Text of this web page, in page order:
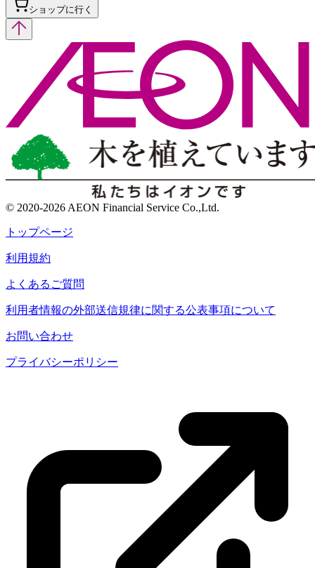
ショップに行く
© 2020-2026 AEON Financial Service Co.,Ltd.
トップページ
利用規約
よくあるご質問
利用者情報の外部送信規律に関する公表事項について
お問い合わせ
プライバシーポリシー